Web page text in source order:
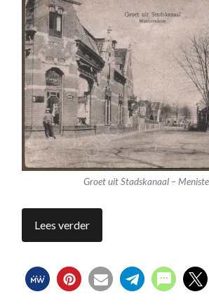
Groet uit Stadskanaal –
Lees verder